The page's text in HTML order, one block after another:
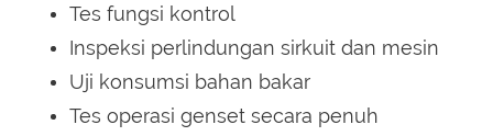
Tes fungsi kontrol
Inspeksi perlindungan sirkuit dan mesin
Uji konsumsi bahan bakar
Tes operasi genset secara penuh